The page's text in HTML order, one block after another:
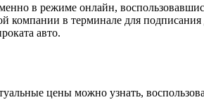
в режиме онлайн,
компании в терминале для
авто.
цены можно узнать,